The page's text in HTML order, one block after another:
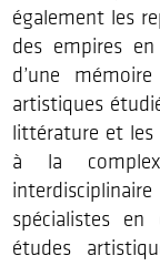
également les
des empires
d’une
artistiques
littérature et
à la
spécialistes
études